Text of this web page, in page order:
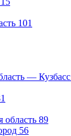
101
— Кузбасс
область 89
56